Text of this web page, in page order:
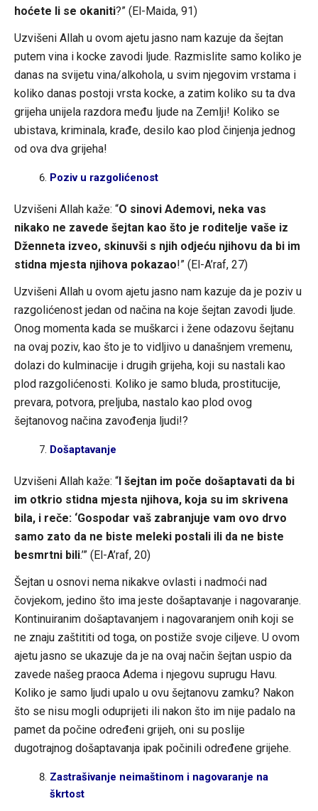
hoćete li se okaniti?” (El-Maida, 91)
Uzvišeni Allah u ovom ajetu jasno nam kazuje da šejtan
putem vina i kocke zavodi ljude. Razmislite samo koliko je
danas na svijetu vina/alkohola, u svim njegovim vrstama i
koliko danas postoji vrsta kocke, a zatim koliko su ta dva
grijeha unijela razdora među ljude na Zemlji! Koliko se
ubistava, kriminala, krađe, desilo kao plod činjenja jednog
od ova dva grijeha!
Poziv u razgolićenost
Uzvišeni Allah kaže: “O sinovi Ademovi, neka vas
nikako ne zavede šejtan kao što je roditelje vaše iz
Dženneta izveo, skinuvši s njih odjeću njihovu da bi im
stidna mjesta njihova pokazao!” (El-A’raf, 27)
Uzvišeni Allah u ovom ajetu jasno nam kazuje da je poziv u
razgolićenost jedan od načina na koje šejtan zavodi ljude.
Onog momenta kada se muškarci i žene odazovu šejtanu
na ovaj poziv, kao što je to vidljivo u današnjem vremenu,
dolazi do kulminacije i drugih grijeha, koji su nastali kao
plod razgolićenosti. Koliko je samo bluda, prostitucije,
prevara, potvora, preljuba, nastalo kao plod ovog
šejtanovog načina zavođenja ljudi!?
Došaptavanje
Uzvišeni Allah kaže: “I šejtan im poče došaptavati da bi
im otkrio stidna mjesta njihova, koja su im skrivena
bila, i reče: ‘Gospodar vaš zabranjuje vam ovo drvo
samo zato da ne biste meleki postali ili da ne biste
besmrtni bili.’” (El-A’raf, 20)
Šejtan u osnovi nema nikakve ovlasti i nadmoći nad
čovjekom, jedino što ima jeste došaptavanje i nagovaranje.
Kontinuiranim došaptavanjem i nagovaranjem onih koji se
ne znaju zaštititi od toga, on postiže svoje ciljeve. U ovom
ajetu jasno se ukazuje da je na ovaj način šejtan uspio da
zavede našeg praoca Adema i njegovu suprugu Havu.
Koliko je samo ljudi upalo u ovu šejtanovu zamku? Nakon
što se nisu mogli oduprijeti ili nakon što im nije padalo na
pamet da počine određeni grijeh, oni su poslije
dugotrajnog došaptavanja ipak počinili određene grijehe.
Zastrašivanje neimaštinom i nagovaranje na
škrtost